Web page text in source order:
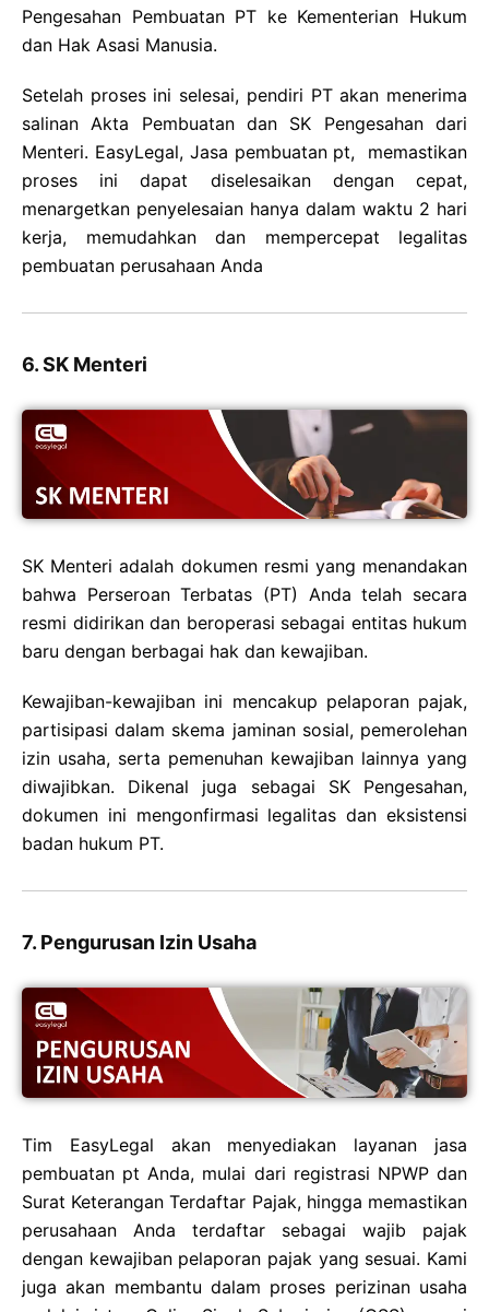
Pengesahan Pembuatan PT ke Kementerian Hukum
dan Hak Asasi Manusia.
Setelah proses ini selesai, pendiri PT akan menerima
salinan Akta Pembuatan dan SK Pengesahan dari
Menteri. EasyLegal, Jasa pembuatan pt, memastikan
proses ini dapat diselesaikan dengan cepat,
menargetkan penyelesaian hanya dalam waktu 2 hari
kerja, memudahkan dan mempercepat legalitas
pembuatan perusahaan Anda
6. SK Menteri
SK Menteri adalah dokumen resmi yang menandakan
bahwa Perseroan Terbatas (PT) Anda telah secara
resmi didirikan dan beroperasi sebagai entitas hukum
baru dengan berbagai hak dan kewajiban.
Kewajiban-kewajiban ini mencakup pelaporan pajak,
partisipasi dalam skema jaminan sosial, pemerolehan
izin usaha, serta pemenuhan kewajiban lainnya yang
diwajibkan. Dikenal juga sebagai SK Pengesahan,
dokumen ini mengonfirmasi legalitas dan eksistensi
badan hukum PT.
7. Pengurusan Izin Usaha
Tim EasyLegal akan menyediakan layanan jasa
pembuatan pt Anda, mulai dari registrasi NPWP dan
Surat Keterangan Terdaftar Pajak, hingga memastikan
perusahaan Anda terdaftar sebagai wajib pajak
dengan kewajiban pelaporan pajak yang sesuai. Kami
juga akan membantu dalam proses perizinan usaha